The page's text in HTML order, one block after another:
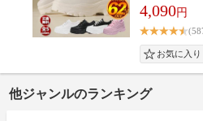
4,090円
他ジャンルのランキング